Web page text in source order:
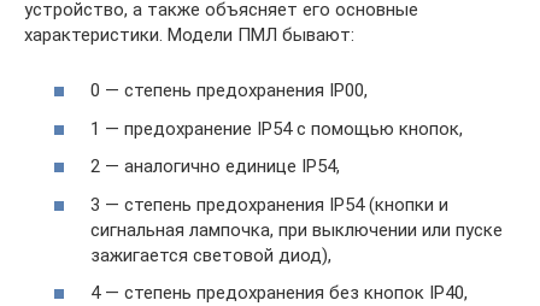
устройство, а также объясняет его основные
характеристики. Модели ПМЛ бывают:
0 — степень предохранения IP00,
1 — предохранение IP54 с помощью кнопок,
2 — аналогично единице IP54,
3 — степень предохранения IP54 (кнопки и
сигнальная лампочка, при выключении или пуске
зажигается световой диод),
4 — степень предохранения без кнопок IP40,